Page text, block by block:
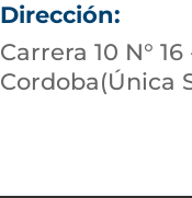
Dirección:
Carrera 10 N°
Cordoba(Única